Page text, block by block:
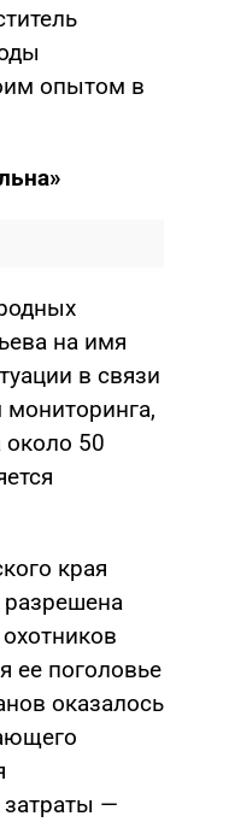
опытом в
на имя
в связи
около 50
края
разрешена
ее поголовье
оказалось
затраты —